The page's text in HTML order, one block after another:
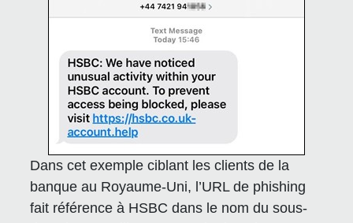
Dans cet exemple ciblant les clients de la
banque au Royaume-Uni, l’URL de phishing
fait référence à HSBC dans le nom du sous-